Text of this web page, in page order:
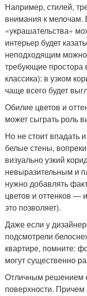
Например, стилей,
внимания к мелочам.
«украшательства»
интерьер будет
неподходящим можно
требующие
классика): в узком
чаще всего будет
Обилие цветов и
может сыграть роль
Но не стоит впадать
белые стены,
визуально узкий
невыразительным и
нужно добавлять
цветов и оттенков —
это позволяет).
Даже если у
подсмотрели
квартире, помните:
могут существенно
Отличным решением
поверхности. Причем